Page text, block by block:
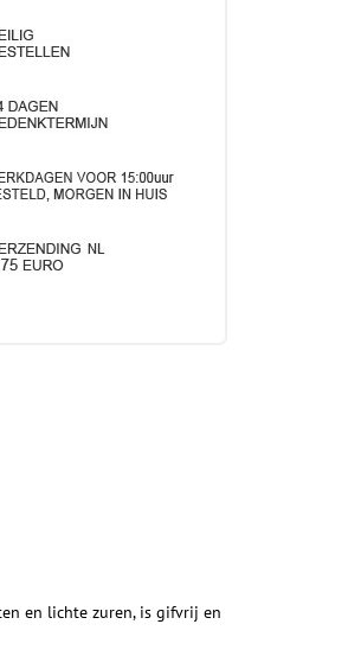
en lichte zuren, is gifvrij en